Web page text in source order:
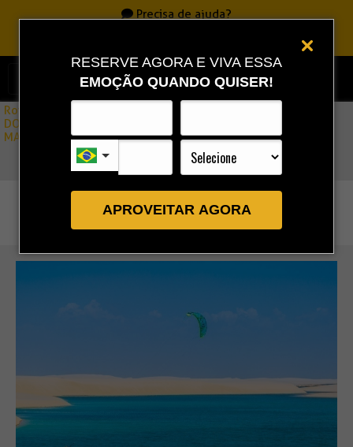
RESERVE AGORA E VIVA ESSA
EMOÇÃO QUANDO QUISER!
APROVEITAR AGORA
Precisa de ajuda?
Rota Combo
DOWNWIND : BARRA GRANDE/MACAPÁ (SAINDO PRAIA DO
MACAPÁ)